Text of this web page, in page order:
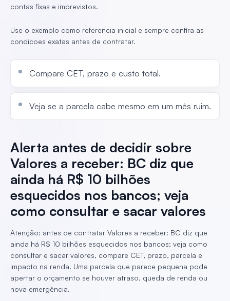
contas fixas e imprevistos.
Use o exemplo como referencia inicial e sempre confira as
condicoes exatas antes de contratar.
Compare CET, prazo e custo total.
Veja se a parcela cabe mesmo em um mês ruim.
Alerta antes de decidir sobre
Valores a receber: BC diz que
ainda há R$ 10 bilhões
esquecidos nos bancos; veja
como consultar e sacar valores
Atenção: antes de contratar Valores a receber: BC diz que
ainda há R$ 10 bilhões esquecidos nos bancos; veja como
consultar e sacar valores, compare CET, prazo, parcela e
impacto na renda. Uma parcela que parece pequena pode
apertar o orçamento se houver atraso, queda de renda ou
nova emergência.